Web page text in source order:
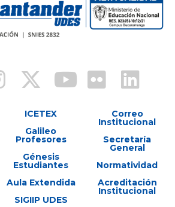
ICETEX
Galileo
Profesores
Génesis
Estudiantes
Aula Extendida
SIGIIP UDES
Correo
Institucional
Secretaría
General
Normatividad
Acreditación
Institucional